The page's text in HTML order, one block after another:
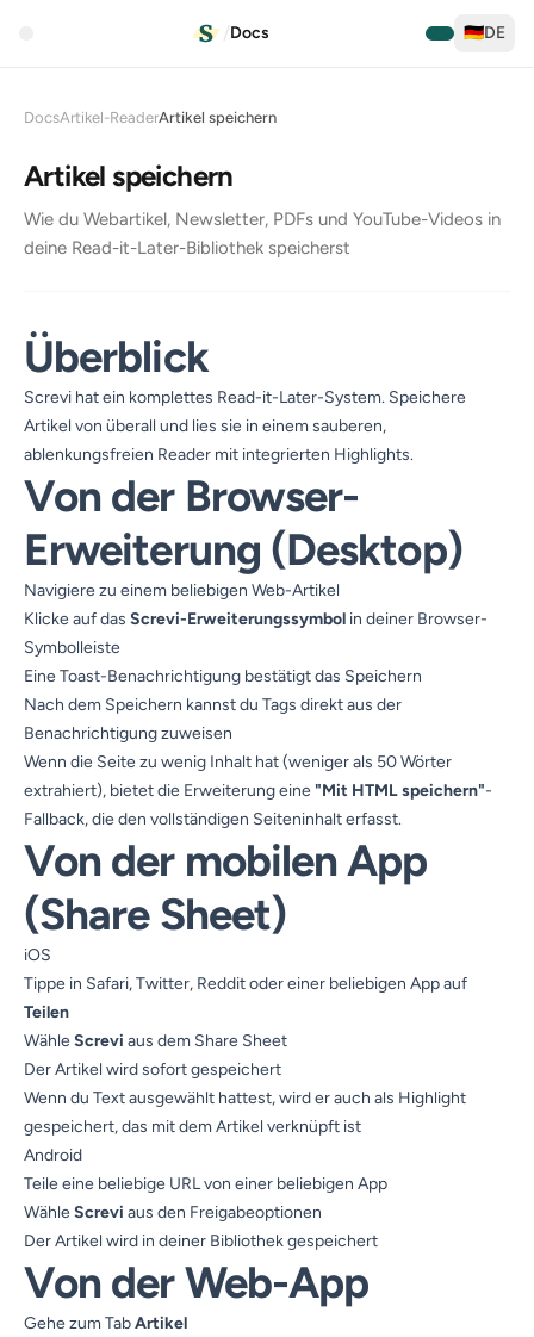
/Docs 🇩🇪DE
DocsArtikel-ReaderArtikel speichern
Artikel speichern
Wie du Webartikel, Newsletter, PDFs und YouTube-Videos in
deine Read-it-Later-Bibliothek speicherst
Überblick
Screvi hat ein komplettes Read-it-Later-System. Speichere
Artikel von überall und lies sie in einem sauberen,
ablenkungsfreien Reader mit integrierten Highlights.
Von der Browser-
Erweiterung (Desktop)
Navigiere zu einem beliebigen Web-Artikel
Klicke auf das Screvi-Erweiterungssymbol in deiner Browser-
Symbolleiste
Eine Toast-Benachrichtigung bestätigt das Speichern
Nach dem Speichern kannst du Tags direkt aus der
Benachrichtigung zuweisen
Wenn die Seite zu wenig Inhalt hat (weniger als 50 Wörter
extrahiert), bietet die Erweiterung eine"Mit HTML speichern"-
Fallback, die den vollständigen Seiteninhalt erfasst.
Von der mobilen App
(Share Sheet)
iOS
Tippe in Safari, Twitter, Reddit oder einer beliebigen App auf
Teilen
WähleScrevi aus dem Share Sheet
Der Artikel wird sofort gespeichert
Wenn du Text ausgewählt hattest, wird er auch als Highlight
gespeichert, das mit dem Artikel verknüpft ist
Android
Teile eine beliebige URL von einer beliebigen App
WähleScrevi aus den Freigabeoptionen
Der Artikel wird in deiner Bibliothek gespeichert
Von der Web-App
Gehe zum TabArtikel